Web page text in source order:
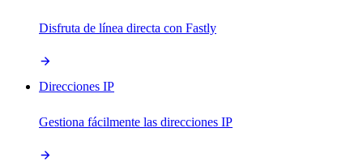
Disfruta de línea directa con Fastly
Direcciones IP
Gestiona fácilmente las direcciones IP